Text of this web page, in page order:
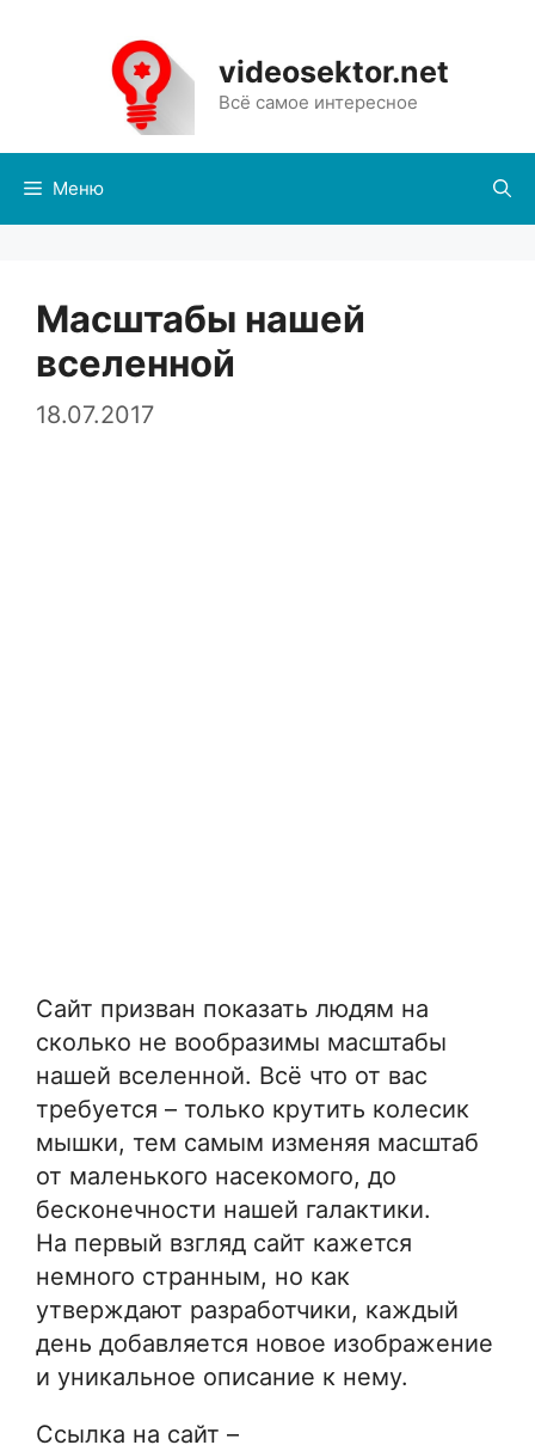
содержимому
videosektor.net
Всё самое интересное
Меню
Масштабы нашей
вселенной
18.07.2017
Сайт призван показать людям на
сколько не вообразимы масштабы
нашей вселенной. Всё что от вас
требуется – только крутить колесик
мышки, тем самым изменяя масштаб
от маленького насекомого, до
бесконечности нашей галактики.
На первый взгляд сайт кажется
немного странным, но как
утверждают разработчики, каждый
день добавляется новое изображение
и уникальное описание к нему.
Ссылка на сайт –